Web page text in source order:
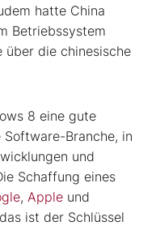
hatte China
Betriebssystem
über die chinesische
8 eine gute
Branche, in
und
Schaffung eines
, Apple und
ist der Schlüssel